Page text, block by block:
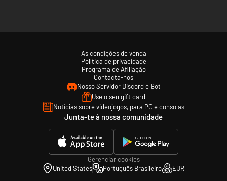
As condições de venda
Política de privacidade
Programa de Afiliação
Contacta-nos
Nosso Servidor Discord e Bot
Use o seu gift card
Notícias sobre videojogos, para PC e consolas
Junta-te à nossa comunidade
Gerenciar cookies
United States
Português Brasileiro EUR